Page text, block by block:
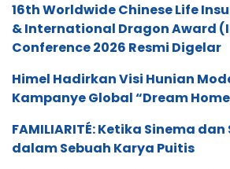
16th Worldwide Chinese Life
& International Dragon Award
Conference 2026 Resmi Digelar
Himel Hadirkan Visi Hunian
Kampanye Global “Dream
FAMILIARITÉ: Ketika Sinema
dalam Sebuah Karya Puitis